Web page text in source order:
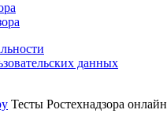
данных
Тесты Ростехнадзора онлайн